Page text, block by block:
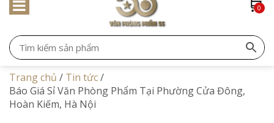
0
Trang chủ / Tin tức/
Báo Giá Sỉ Văn Phòng Phẩm Tại Phường Cửa Đông,
Hoàn Kiếm, Hà Nội